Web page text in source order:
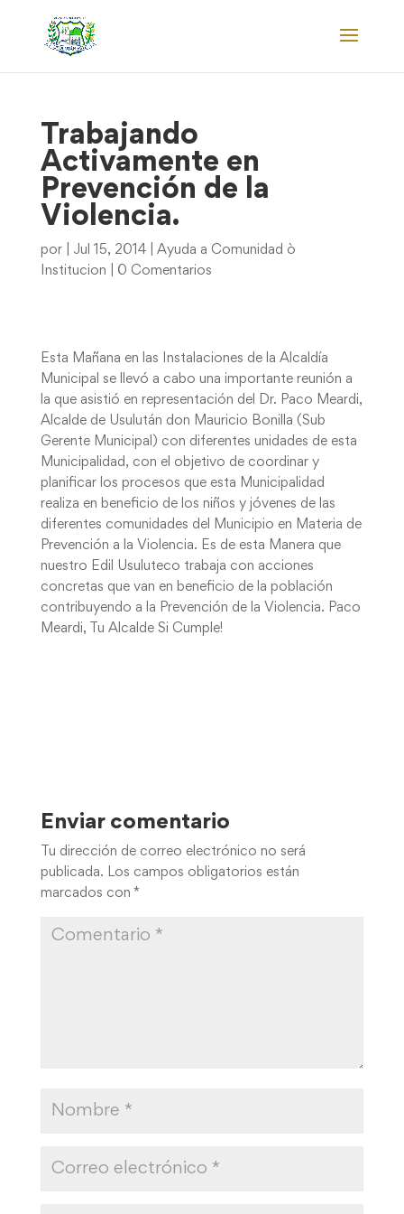
Trabajando
Activamente en
Prevención de la
Violencia.
por Jul 15, 2014| Ayuda a Comunidad ò
Institucion
0 Comentarios
Esta Mañana en las Instalaciones de la Alcaldía
Municipal se llevó a cabo una importante reunión a
la que asistió en representación del Dr. Paco Meardi,
Alcalde de Usulután don Mauricio Bonilla (Sub
Gerente Municipal) con diferentes unidades de esta
Municipalidad, con el objetivo de coordinar y
planificar los procesos que esta Municipalidad
realiza en beneficio de los niños y jóvenes de las
diferentes comunidades del Municipio en Materia de
Prevención a la Violencia. Es de esta Manera que
nuestro Edil Usuluteco trabaja con acciones
concretas que van en beneficio de la población
contribuyendo a la Prevención de la Violencia. Paco
Meardi, Tu Alcalde Si Cumple!
Enviar comentario
Tu dirección de correo electrónico no será
publicada.
Los campos obligatorios están
marcados con *